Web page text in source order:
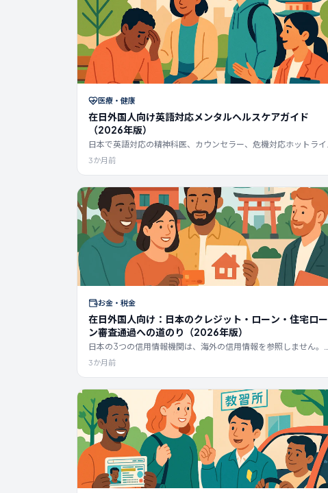
医療・健康
在日外国人向け英語対応メンタルヘルスケアガイド
（2026年版）
日本で英語対応の精神科医、カウンセラー、危機対応ホットライ
ンを探しましょう。国民健康保険の適用、費用、ビザへの影響、
薬監証明、EAPについてまとめた2026年5月版ガイドです。
3か月前
お金・税金
在日外国人向け：日本のクレジット・ローン・住宅ロー
ン審査通過への道のり（2026年版）
日本の3つの信用情報機関は、海外の信用情報を参照しません。
2026年における在日外国人向けのクレジットカード、ローン、住
宅ローンの全体像：永住権なしでも承認される金融機関、信用情
報機関の記録保持期間、そして最初のカードから住宅ローンまで
の道筋を解説します。
3か月前